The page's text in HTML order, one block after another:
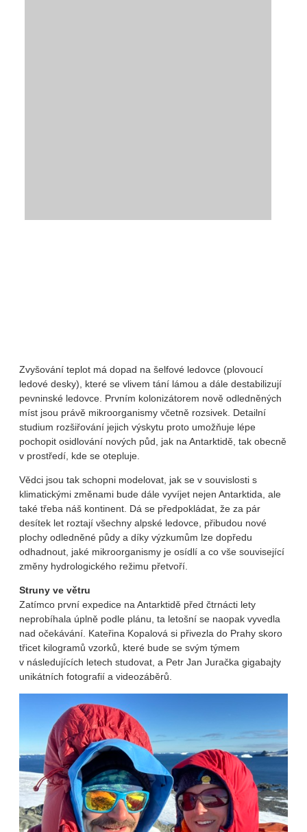
Zvyšování teplot má dopad na šelfové ledovce (plovoucí
ledové desky), které se vlivem tání lámou a dále destabilizují
pevninské ledovce. Prvním kolonizátorem nově odledněných
míst jsou právě mikroorganismy včetně rozsivek. Detailní
studium rozšiřování jejich výskytu proto umožňuje lépe
pochopit osidlování nových půd, jak na Antarktidě, tak obecně
v prostředí, kde se otepluje.
Vědci jsou tak schopni modelovat, jak se v souvislosti s
klimatickými změnami bude dále vyvíjet nejen Antarktida, ale
také třeba náš kontinent. Dá se předpokládat, že za pár
desítek let roztají všechny alpské ledovce, přibudou nové
plochy odledněné půdy a díky výzkumům lze dopředu
odhadnout, jaké mikroorganismy je osídlí a co vše související
změny hydrologického režimu přetvoří.
Struny ve větru
Zatímco první expedice na Antarktidě před čtrnácti lety
neprobíhala úplně podle plánu, ta letošní se naopak vyvedla
nad očekávání. Kateřina Kopalová si přivezla do Prahy skoro
třicet kilogramů vzorků, které bude se svým týmem
v následujících letech studovat, a Petr Jan Juračka gigabajty
unikátních fotografií a videozáběrů.